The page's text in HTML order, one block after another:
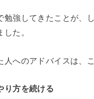
勉強してきたことが、
た。
人へのアドバイスは、
り方を続ける